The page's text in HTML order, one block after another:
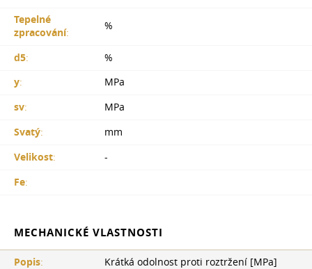
Tepelné
zpracování:
%
d5:
%
y:
MPa
sv:
MPa
Svatý:
mm
Velikost:
-
Fe:
MECHANICKÉ VLASTNOSTI
Popis:
Krátká odolnost proti roztržení [MPa]